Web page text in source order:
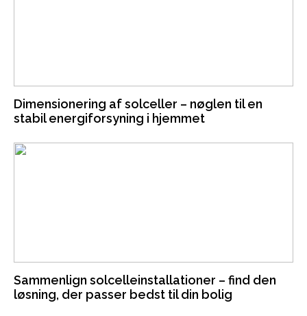
Dimensionering af solceller – nøglen til en
stabil energiforsyning i hjemmet
Sammenlign solcelleinstallationer – find den
løsning, der passer bedst til din bolig